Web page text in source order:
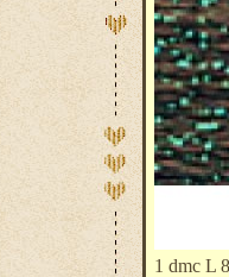
1 dmc L